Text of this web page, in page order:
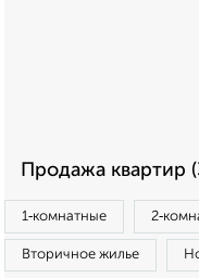
Продажа квартир
1‑комнатные
Вторичное жилье